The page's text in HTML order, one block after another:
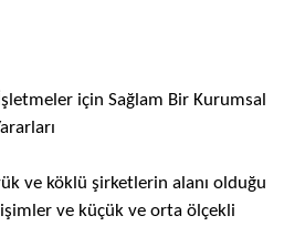
için Sağlam Bir Kurumsal
ve köklü şirketlerin alanı olduğu
ve küçük ve orta ölçekli